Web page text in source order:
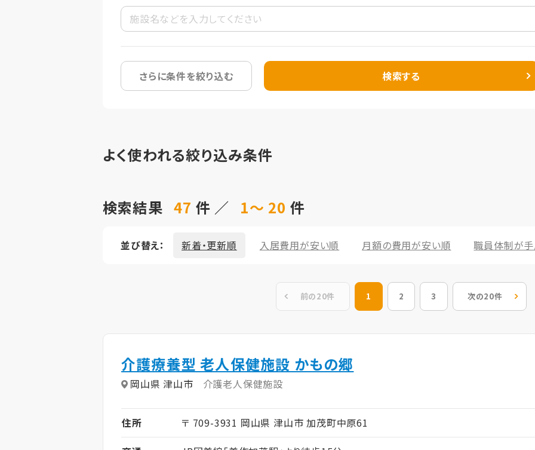
さらに条件を絞り込む 検索する
よく使われる絞り込み条件
検索結果 47 件 ／ 1～ 20 件
並び替え： 新着・更新順 入居費用が安い順 月額の費用が安い順 職員体制が
前の20件 1 2 3 次の20件
介護療養型 老人保健施設 かもの郷
岡山県 津山市 介護老人保健施設
住所
〒 709-3931 岡山県 津山市 加茂町中原61